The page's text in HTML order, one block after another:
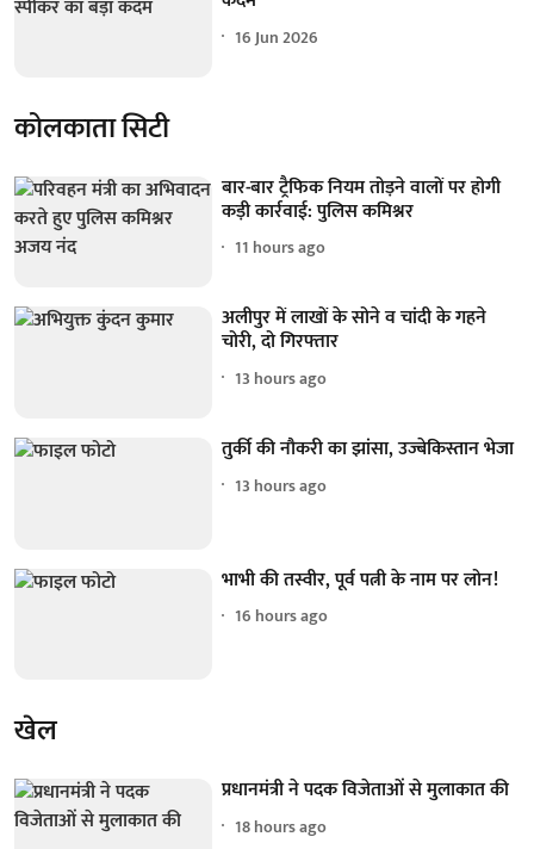
16 Jun 2026
कोलकाता सिटी
बार-बार ट्रैफिक नियम तोड़ने वालों पर होगी
कड़ी कार्रवाई: पुलिस कमिश्नर
11 hours ago
अलीपुर में लाखों के सोने व चांदी के गहने
चोरी, दो गिरफ्तार
13 hours ago
तुर्की की नौकरी का झांसा, उज्बेकिस्तान भेजा
13 hours ago
भाभी की तस्वीर, पूर्व पत्नी के नाम पर लोन!
16 hours ago
खेल
प्रधानमंत्री ने पदक विजेताओं से मुलाकात की
18 hours ago